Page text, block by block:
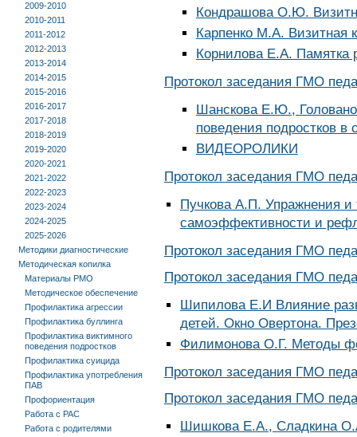
Кондрашова О.Ю.
Карпенко М.А. Визитная
Корнилова Е.А. Памятка
Протокол заседания ГМО
Шанскова Е.Ю.,
поведения подростков в
ВИДЕОРОЛИКИ
Протокол заседания ГМО
Пучкова А.П. Упражнения
самоэффективности и
Протокол заседания ГМО
Протокол заседания ГМО
Шипилова Е.И Влияние
детей. Окно Овертона.
Филимонова О.Г. Методы
Протокол заседания ГМО
Протокол заседания ГМО
Шишкова Е.А., Сладкина
2009-2010
2010-2011
2011-2012
2012-2013
2013-2014
2014-2015
2015-2016
2016-2017
2017-2018
2018-2019
2019-2020
2020-2021
2021-2022
2022-2023
2023-2024
2024-2025
2025-2026
Методики диагностические
Методическая копилка
Материалы РМО
Методическое обеспечение
Профилактика агрессии
Профилактика буллинга
Профилактика виктимного
поведения подростков
Профилактика суицида
Профилактика употребления
ПАВ
Профориентация
Работа с РАС
Работа с родителями